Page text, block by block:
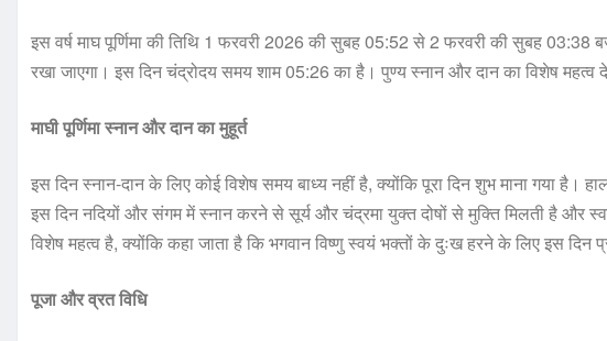
इस वर्ष माघ पूर्णिमा की तिथि 1 फरवरी 2026 की सुबह 05:52 से 2 फरवरी की सुबह
रखा जाएगा। इस दिन चंद्रोदय समय शाम 05:26 का है। पुण्य स्नान और दान का विशेष
माघी पूर्णिमा स्नान और दान का मुहूर्त
इस दिन स्नान-दान के लिए कोई विशेष समय बाध्य नहीं है, क्योंकि पूरा दिन शुभ माना गया
इस दिन नदियों और संगम में स्नान करने से सूर्य और चंद्रमा युक्त दोषों से मुक्ति मिलती है और
विशेष महत्व है, क्योंकि कहा जाता है कि भगवान विष्णु स्वयं भक्तों के दुःख हरने के लिए इस दिन
पूजा और व्रत विधि